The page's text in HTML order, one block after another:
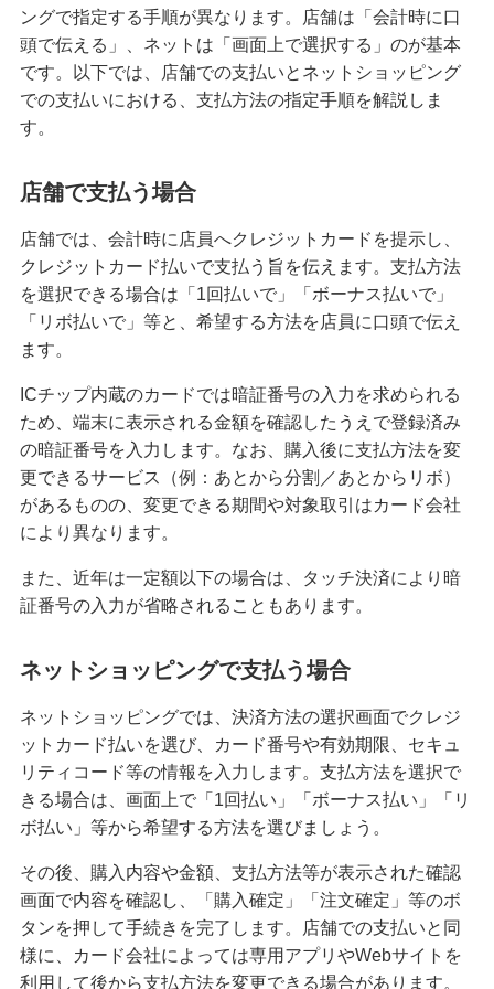
困ったときは・よくあるご質問
みずほ銀行について
ングで指定する手順が異なります。店舗は「会計時に口
頭で伝える」、ネットは「画面上で選択する」のが基本
です。以下では、店舗での支払いとネットショッピング
での支払いにおける、支払方法の指定手順を解説しま
す。
店舗で支払う場合
店舗では、会計時に店員へクレジットカードを提示し、
クレジットカード払いで支払う旨を伝えます。支払方法
を選択できる場合は「1回払いで」「ボーナス払いで」
「リボ払いで」等と、希望する方法を店員に口頭で伝え
ます。
ICチップ内蔵のカードでは暗証番号の入力を求められる
ため、端末に表示される金額を確認したうえで登録済み
の暗証番号を入力します。なお、購入後に支払方法を変
更できるサービス（例：あとから分割／あとからリボ）
があるものの、変更できる期間や対象取引はカード会社
により異なります。
また、近年は一定額以下の場合は、タッチ決済により暗
証番号の入力が省略されることもあります。
ネットショッピングで支払う場合
ネットショッピングでは、決済方法の選択画面でクレジ
ットカード払いを選び、カード番号や有効期限、セキュ
リティコード等の情報を入力します。支払方法を選択で
きる場合は、画面上で「1回払い」「ボーナス払い」「リ
ボ払い」等から希望する方法を選びましょう。
その後、購入内容や金額、支払方法等が表示された確認
画面で内容を確認し、「購入確定」「注文確定」等のボ
タンを押して手続きを完了します。店舗での支払いと同
様に、カード会社によっては専用アプリやWebサイトを
利用して後から支払方法を変更できる場合があります。